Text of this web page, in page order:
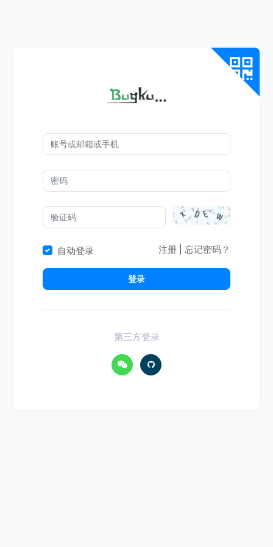
自动登录 注册 忘记密码？
登录
第三方登录